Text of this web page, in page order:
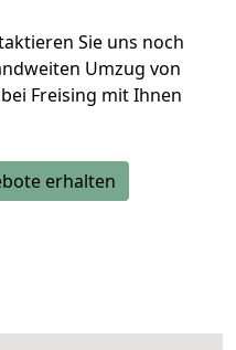
Sie uns noch
Umzug von
Freising mit Ihnen
erhalten